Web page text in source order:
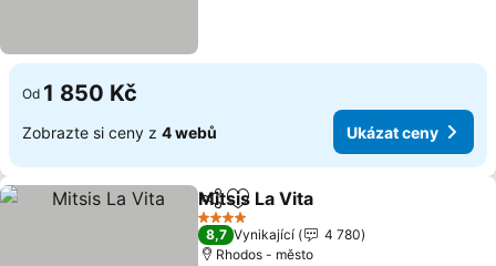
Od 1 850 Kč
Zobrazte si ceny z 4 webů Ukázat ceny
SdíletPřidat na seznam oblíbených
Mitsis La Vita
4 Počet hvězdiček
8,7 Vynikající
4 780
Rhodos - město